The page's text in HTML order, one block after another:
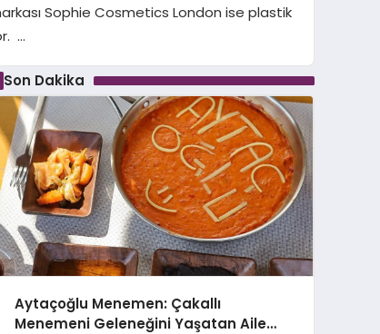
Sophie Cosmetics London ise plastik
…
Son Dakika
Aytaçoğlu Menemen: Çakallı
Menemeni Geleneğini Yaşatan Aile